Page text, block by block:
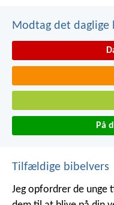
Modtag det daglige
På
Tilfældige bibelvers
Jeg opfordrer de unge